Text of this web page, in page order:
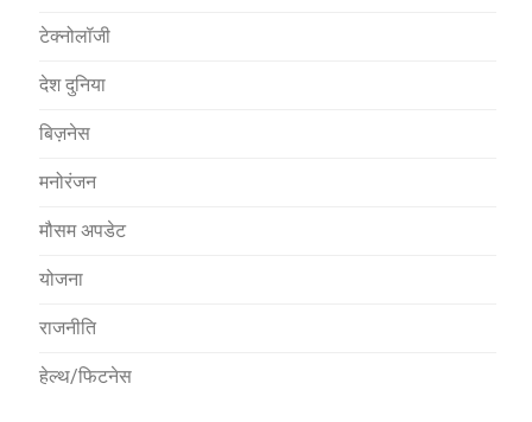
टेक्नोलॉजी
देश दुनिया
बिज़नेस
मनोरंजन
मौसम अपडेट
योजना
राजनीति
हेल्थ/फिटनेस